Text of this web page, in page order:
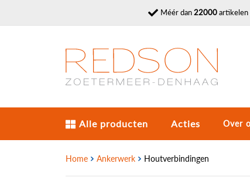
Méér dan22000artikelen
Alle producten Acties Over
Home Ankerwerk Houtverbindingen